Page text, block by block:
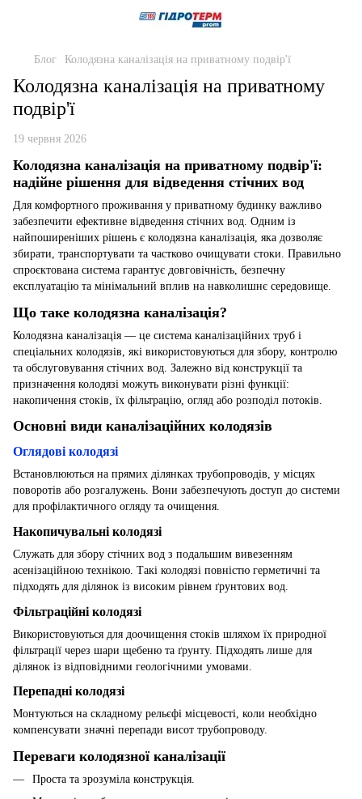
Блог Колодязна каналізація на приватному подвір'ї
Колодязна каналізація на приватному
подвір'ї
19 червня 2026
Колодязна каналізація на приватному подвір'ї:
надійне рішення для відведення стічних вод
Для комфортного проживання у приватному будинку важливо
забезпечити ефективне відведення стічних вод. Одним із
найпоширеніших рішень є колодязна каналізація, яка дозволяє
збирати, транспортувати та частково очищувати стоки. Правильно
спроєктована система гарантує довговічність, безпечну
експлуатацію та мінімальний вплив на навколишнє середовище.
Що таке колодязна каналізація?
Колодязна каналізація — це система каналізаційних труб і
спеціальних колодязів, які використовуються для збору, контролю
та обслуговування стічних вод. Залежно від конструкції та
призначення колодязі можуть виконувати різні функції:
накопичення стоків, їх фільтрацію, огляд або розподіл потоків.
Основні види каналізаційних колодязів
Оглядові колодязі
Встановлюються на прямих ділянках трубопроводів, у місцях
поворотів або розгалужень. Вони забезпечують доступ до системи
для профілактичного огляду та очищення.
Накопичувальні колодязі
Служать для збору стічних вод з подальшим вивезенням
асенізаційною технікою. Такі колодязі повністю герметичні та
підходять для ділянок із високим рівнем ґрунтових вод.
Фільтраційні колодязі
Використовуються для доочищення стоків шляхом їх природної
фільтрації через шари щебеню та ґрунту. Підходять лише для
ділянок із відповідними геологічними умовами.
Перепадні колодязі
Монтуються на складному рельєфі місцевості, коли необхідно
компенсувати значні перепади висот трубопроводу.
Переваги колодязної каналізації
Проста та зрозуміла конструкція.